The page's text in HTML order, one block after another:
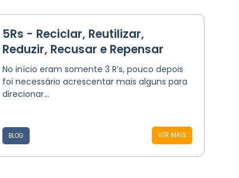
5Rs - Reciclar, Reutilizar,
Reduzir, Recusar e Repensar
No início eram somente 3 R’s, pouco depois
foi necessário acrescentar mais alguns para
direcionar...
VER MAIS
BLOG